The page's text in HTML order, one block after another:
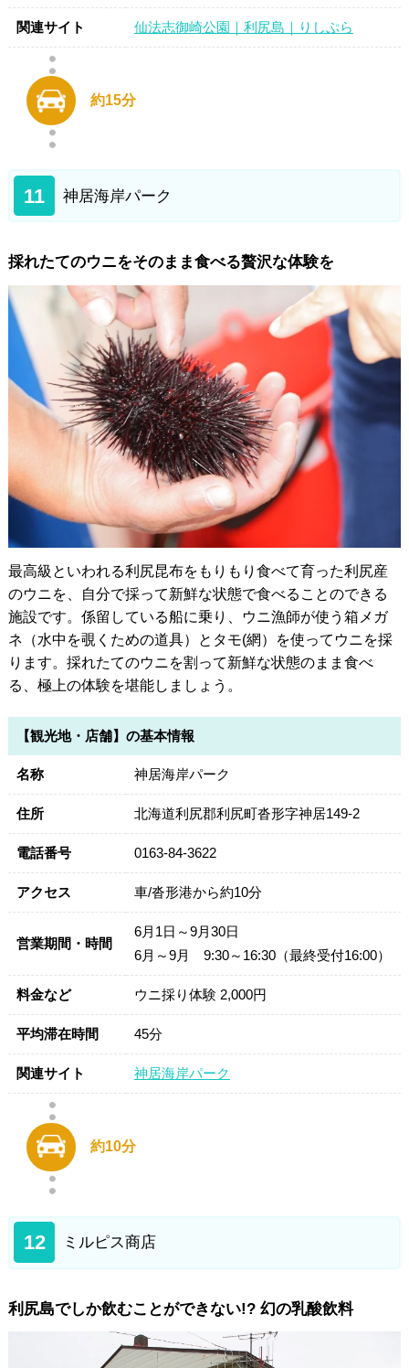
関連サイト 仙法志御崎公園｜利尻島｜りしぷら
約15分
11 神居海岸パーク
採れたてのウニをそのまま食べる贅沢な体験を
最高級といわれる利尻昆布をもりもり食べて育った利尻産
のウニを、自分で採って新鮮な状態で食べることのできる
施設です。係留している船に乗り、ウニ漁師が使う箱メガ
ネ（水中を覗くための道具）とタモ(網）を使ってウニを採
ります。採れたてのウニを割って新鮮な状態のまま食べ
る、極上の体験を堪能しましょう。
【観光地・店舗】の基本情報
名称 神居海岸パーク
住所 北海道利尻郡利尻町沓形字神居149-2
電話番号 0163-84-3622
アクセス 車/沓形港から約10分
営業期間・時間
6月1日～9月30日
6月～9月 9:30～16:30（最終受付16:00）
料金など ウニ採り体験 2,000円
平均滞在時間 45分
関連サイト 神居海岸パーク
約10分
12 ミルピス商店
利尻島でしか飲むことができない!? 幻の乳酸飲料